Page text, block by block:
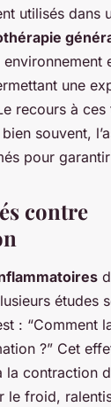
utilisés dans
environnement
une
recours à ces
souvent,
pour
contre
études
: “Comment
?” Cet
la contraction
le froid,